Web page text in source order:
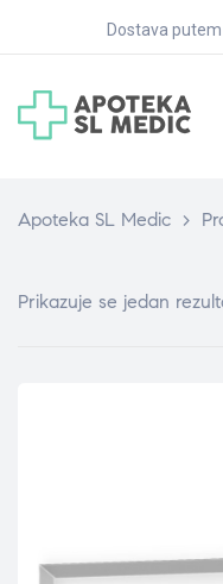
Dostava
Apoteka SL Medic >
Prikazuje se jedan